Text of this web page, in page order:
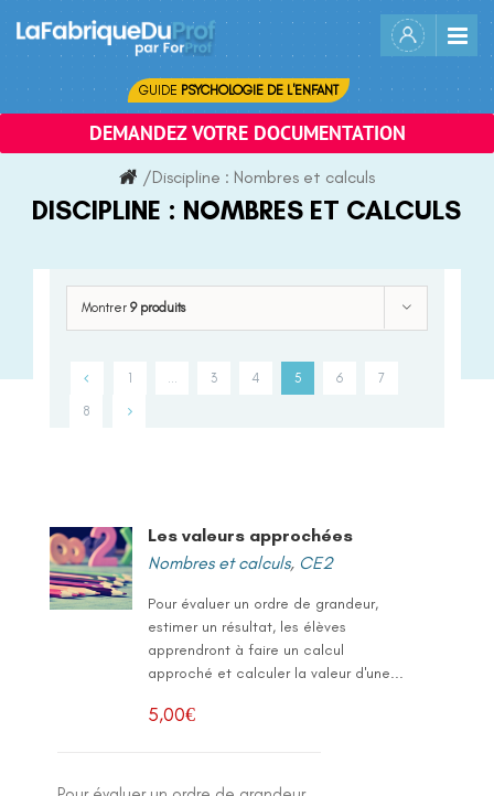
content
GUIDE PSYCHOLOGIE DE L'ENFANT
DEMANDEZ VOTRE DOCUMENTATION
/Discipline : Nombres et calculs
DISCIPLINE : NOMBRES ET CALCULS
Montrer 9 produits
1 3 4 5 6 7
8
Les valeurs approchées
Nombres et calculs, CE2
Pour évaluer un ordre de grandeur,
estimer un résultat, les élèves
apprendront à faire un calcul
approché et calculer la valeur d'une...
5,00€